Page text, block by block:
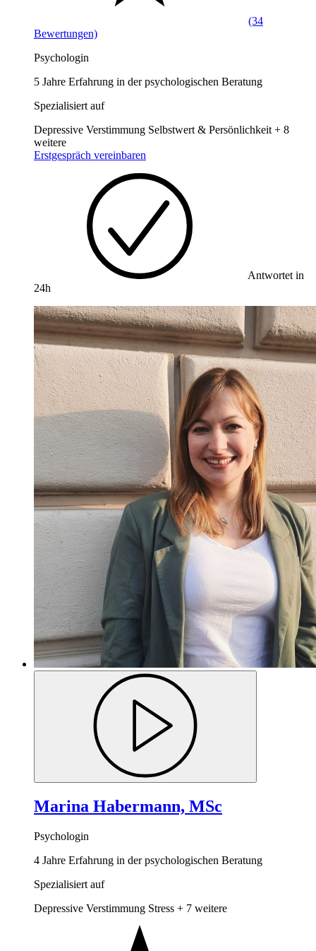
(34
Bewertungen)
Psychologin
5 Jahre Erfahrung in der psychologischen Beratung
Spezialisiert auf
Depressive Verstimmung Selbstwert & Persönlichkeit + 8
weitere
Erstgespräch vereinbaren
Antwortet in
24h
Marina Habermann, MSc
Psychologin
4 Jahre Erfahrung in der psychologischen Beratung
Spezialisiert auf
Depressive Verstimmung Stress + 7 weitere